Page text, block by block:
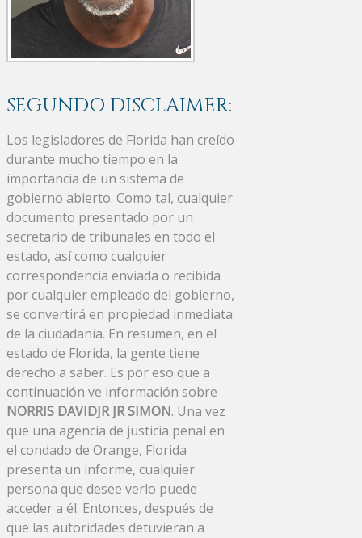
SEGUNDO DISCLAIMER:
Los legisladores de Florida han creído
durante mucho tiempo en la
importancia de un sistema de
gobierno abierto. Como tal, cualquier
documento presentado por un
secretario de tribunales en todo el
estado, así como cualquier
correspondencia enviada o recibida
por cualquier empleado del gobierno,
se convertirá en propiedad inmediata
de la ciudadanía. En resumen, en el
estado de Florida, la gente tiene
derecho a saber. Es por eso que a
continuación ve información sobre
NORRIS DAVIDJR JR SIMON. Una vez
que una agencia de justicia penal en
el condado de Orange, Florida
presenta un informe, cualquier
persona que desee verlo puede
acceder a él. Entonces, después de
que las autoridades detuvieran a